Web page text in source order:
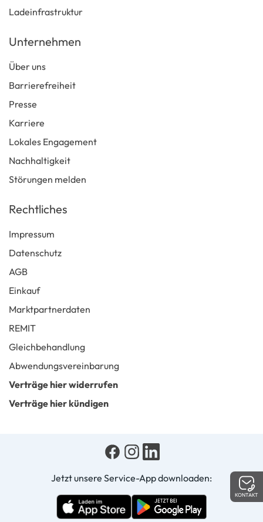
KONTAKT
Ladeinfrastruktur
Unternehmen
Über uns
Barrierefreiheit
Presse
Karriere
Lokales Engagement
Nachhaltigkeit
Störungen melden
Rechtliches
Impressum
Datenschutz
AGB
Einkauf
Marktpartnerdaten
REMIT
Gleichbehandlung
Abwendungsvereinbarung
Verträge hier widerrufen
Verträge hier kündigen
Jetzt unsere Service-App downloaden: